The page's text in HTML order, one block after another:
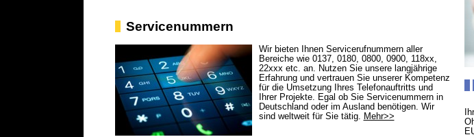
Servicenummern
Wir bieten Ihnen Servicerufnummern aller
Bereiche wie 0137, 0180, 0800, 0900, 118xx,
22xxx etc. an. Nutzen Sie unsere langjährige
Erfahrung und vertrauen Sie unserer Kompetenz
für die Umsetzung Ihres Telefonauftritts und
Ihrer Projekte. Egal ob Sie Servicenummern in
Deutschland oder im Ausland benötigen. Wir
sind weltweit für Sie tätig. Mehr>>